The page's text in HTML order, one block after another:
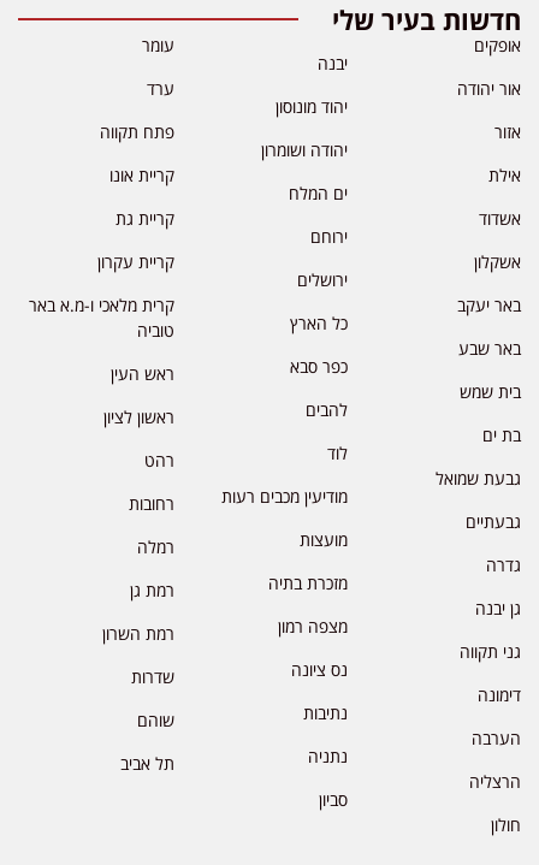
חדשות בעיר שלי
אופקים
אור יהודה
אזור
אילת
אשדוד
אשקלון
באר יעקב
באר שבע
בית שמש
בת ים
גבעת שמואל
גבעתיים
גדרה
גן יבנה
גני תקווה
דימונה
הערבה
הרצליה
חולון
יבנה
יהוד מונוסון
יהודה ושומרון
ים המלח
ירוחם
ירושלים
כל הארץ
כפר סבא
להבים
לוד
מודיעין מכבים רעות
מועצות
מזכרת בתיה
מצפה רמון
נס ציונה
נתיבות
נתניה
סביון
עומר
ערד
פתח תקווה
קריית אונו
קריית גת
קריית עקרון
קרית מלאכי ו-מ.א באר
טוביה
ראש העין
ראשון לציון
רהט
רחובות
רמלה
רמת גן
רמת השרון
שדרות
שוהם
תל אביב